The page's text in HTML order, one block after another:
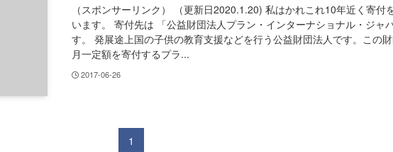
（スポンサーリンク） （更新日2020.1.20) 私はかれこれ10年近く寄付
います。 寄付先は 「公益財団法人プラン・インターナショナル・ジャ
す。 発展途上国の子供の教育支援などを行う公益財団法人です。この
月一定額を寄付するプラ...
2017-06-26
1